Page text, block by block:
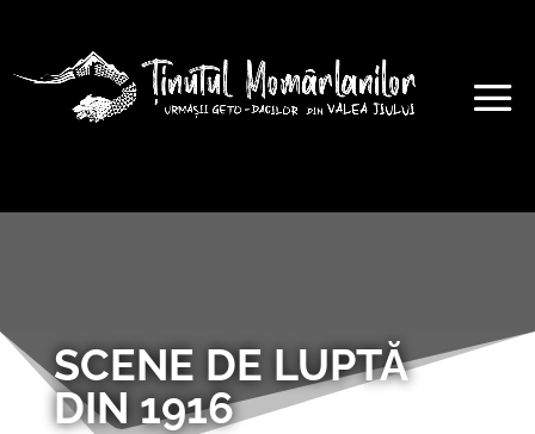
SCENE DE LUPTĂ
DIN 1916